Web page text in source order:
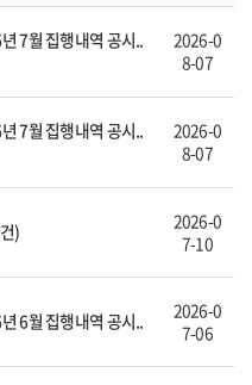
7월 집행내역 공시..
2026-0
8-07
7월 집행내역 공시..
2026-0
8-07
)
2026-0
7-10
6월 집행내역 공시..
2026-0
7-06